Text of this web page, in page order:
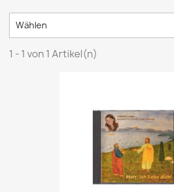
Wählen
1 - 1 von 1 Artikel(n)